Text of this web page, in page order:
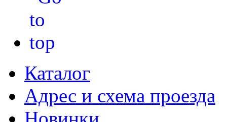
Каталог
Адрес и схема проезда